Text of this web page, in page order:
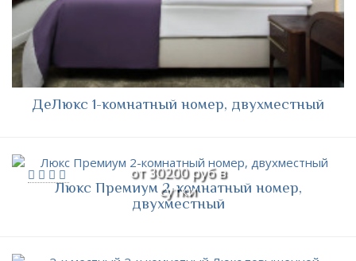
ДеЛюкс 1-комнатный номер, двухместный
от 30200 руб в
сутки
Люкс Премиум 2-комнатный номер,
двухместный